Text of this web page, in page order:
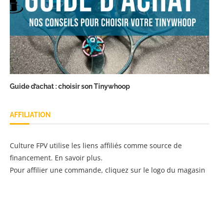
Guide d’achat : choisir son Tinywhoop
AFFILIATION
Culture FPV utilise les liens affiliés comme source de
financement. En savoir plus.
Pour affilier une commande, cliquez sur le logo du magasin